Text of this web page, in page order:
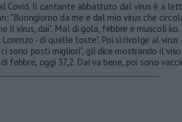
Covid. Il cantante abbattuto dal virus è a
"Buongiorno da me e dal mio virus che
il virus, dai". Mal di gola, febbre e muscoli ko.
- di quelle toste". Poi si rivolge al virus
sono posti migliori", gli dice mostrando il
febbre, oggi 37,2. Dai va bene, poi sono